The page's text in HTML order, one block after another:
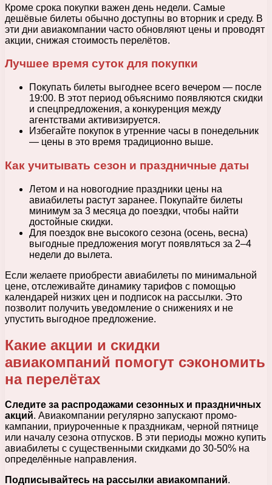
Кроме срока покупки важен день недели. Самые
дешёвые билеты обычно доступны во вторник и среду. В
эти дни авиакомпании часто обновляют цены и проводят
акции, снижая стоимость перелётов.
Лучшее время суток для покупки
Покупать билеты выгоднее всего вечером — после
19:00. В этот период объяснимо появляются скидки
и спецпредложения, а конкуренция между
агентствами активизируется.
Избегайте покупок в утренние часы в понедельник
— цены в это время традиционно выше.
Как учитывать сезон и праздничные даты
Летом и на новогодние праздники цены на
авиабилеты растут заранее. Покупайте билеты
минимум за 3 месяца до поездки, чтобы найти
достойные скидки.
Для поездок вне высокого сезона (осень, весна)
выгодные предложения могут появляться за 2–4
недели до вылета.
Если желаете приобрести авиабилеты по минимальной
цене, отслеживайте динамику тарифов с помощью
календарей низких цен и подписок на рассылки. Это
позволит получить уведомление о снижениях и не
упустить выгодное предложение.
Какие акции и скидки
авиакомпаний помогут сэкономить
на перелётах
Следите за распродажами сезонных и праздничных
акций. Авиакомпании регулярно запускают промо-
кампании, приуроченные к праздникам, черной пятнице
или началу сезона отпусков. В эти периоды можно купить
авиабилеты с существенными скидками до 30-50% на
определённые направления.
Подписывайтесь на рассылки авиакомпаний.